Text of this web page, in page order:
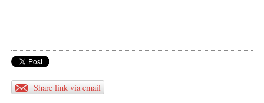
Share link via email